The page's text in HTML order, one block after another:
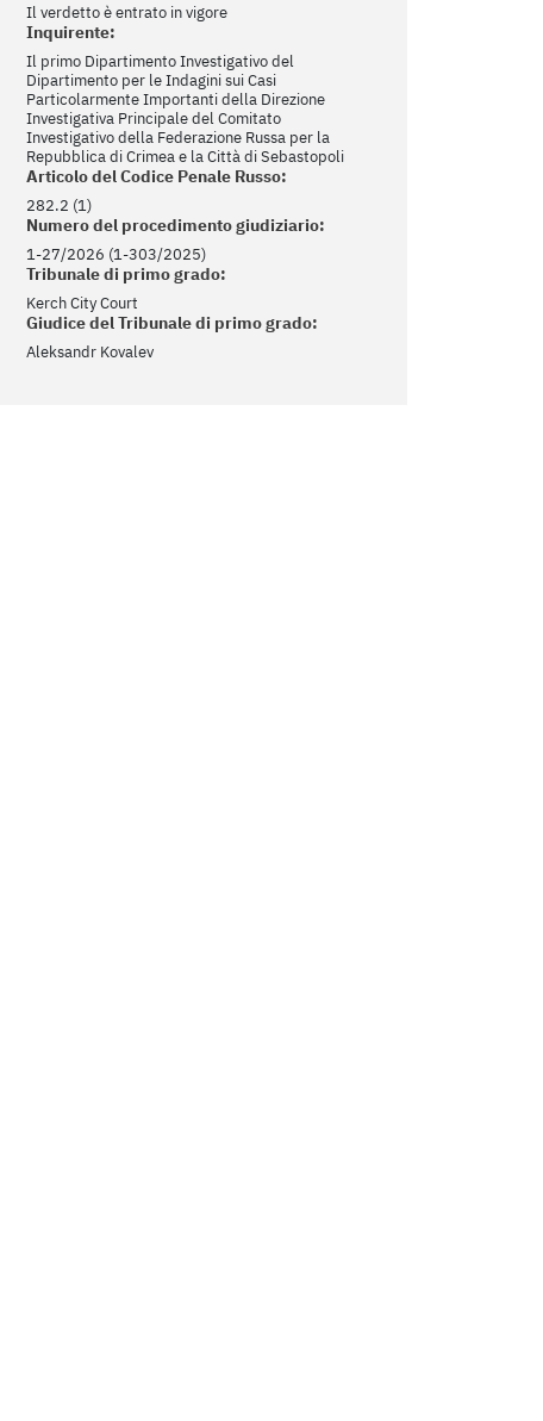
Il verdetto è entrato in vigore
Inquirente:
Il primo Dipartimento Investigativo del
Dipartimento per le Indagini sui Casi
Particolarmente Importanti della Direzione
Investigativa Principale del Comitato
Investigativo della Federazione Russa per la
Repubblica di Crimea e la Città di Sebastopoli
Articolo del Codice Penale Russo:
282.2 (1)
Numero del procedimento giudiziario:
1-27/2026 (1-303/2025)
Tribunale di primo grado:
Kerch City Court
Giudice del Tribunale di primo grado:
Aleksandr Kovalev